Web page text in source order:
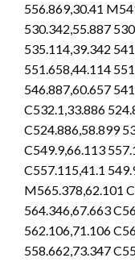
556.869,30.41
530.342,55.887
535.114,39.342
551.658,44.114
546.887,60.657
C532.1,33.886
C524.886,58.899
C549.9,66.113
C557.115,41.1
M565.378,62.101
564.346,67.663
562.106,71.106
558.662,73.347